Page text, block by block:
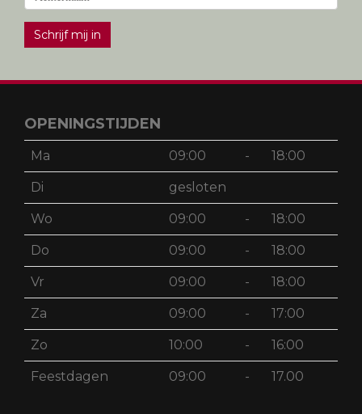
Schrijf mij in
OPENINGSTIJDEN
Ma 09:00 - 18:00
Di gesloten
Wo 09:00 - 18:00
Do 09:00 - 18:00
Vr 09:00 - 18:00
Za 09:00 - 17:00
Zo 10:00 - 16:00
Feestdagen 09:00 - 17.00